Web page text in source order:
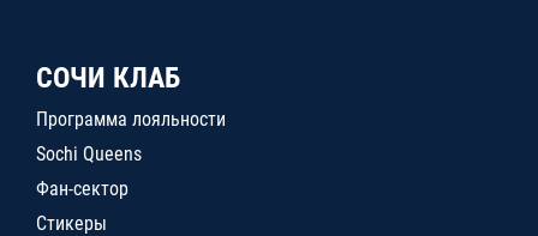
СОЧИ КЛАБ
Программа лояльности
Sochi Queens
Фан-сектор
Стикеры